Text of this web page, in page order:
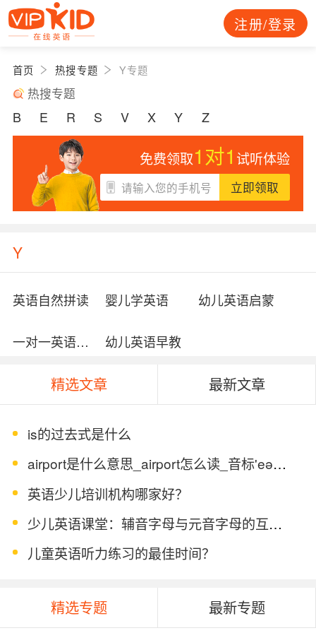
注册/登录
首页 热搜专题 Y专题
热搜专题
B E R S V X Y Z
免费领取1对1 试听体验
立即领取
Y
英语自然拼读 婴儿学英语 幼儿英语启蒙
一对一英语外教 幼儿英语早教
精选文章 最新文章
is的过去式是什么
airport是什么意思_airport怎么读_音标'eəpɔ-t
英语少儿培训机构哪家好？
少儿英语课堂：辅音字母与元音字母的互动游戏教学
儿童英语听力练习的最佳时间？
精选专题 最新专题